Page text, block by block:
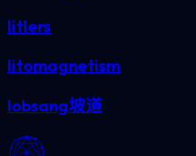
litlers
litomagnetism
lobsang坡道